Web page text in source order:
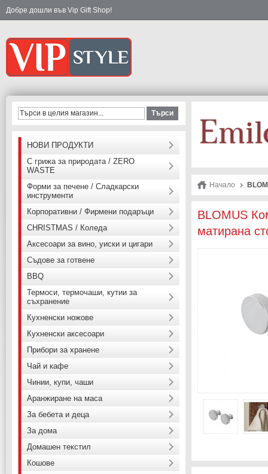
Добре дошли във Vip Gift Shop!
Начало
BLOMUS
матирана
Търси
НОВИ ПРОДУКТИ
С грижа за природата / ZERO
WASTE
Форми за печене / Сладкарски
инструменти
Корпоративни / Фирмени подаръци
CHRISTMAS / Коледа
Аксесоари за вино, уиски и цигари
Съдове за готвене
BBQ
Термоси, термочаши, кутии за
съхранение
Кухненски ножове
Кухненски аксесоари
Прибори за хранене
Чай и кафе
Чинии, купи, чаши
Аранжиране на маса
За бебета и деца
За дома
Домашен текстил
Кошове